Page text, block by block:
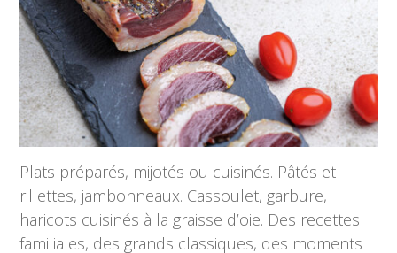
Plats préparés, mijotés ou cuisinés. Pâtés et
rillettes, jambonneaux. Cassoulet, garbure,
haricots cuisinés à la graisse d’oie. Des recettes
familiales, des grands classiques, des moments